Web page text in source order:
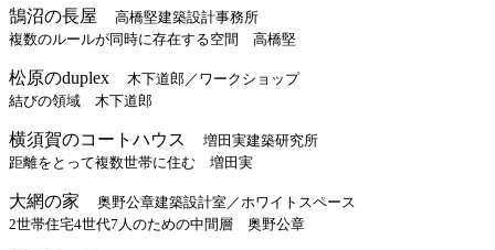
鵠沼の長屋 高橋堅建築設計事務所
複数のルールが同時に存在する空間 高橋堅
松原のduplex 木下道郎／ワークショップ
結びの領域 木下道郎
横須賀のコートハウス 増田実建築研究所
距離をとって複数世帯に住む 増田実
大網の家 奥野公章建築設計室／ホワイトスペース
2世帯住宅4世代7人のための中間層 奥野公章